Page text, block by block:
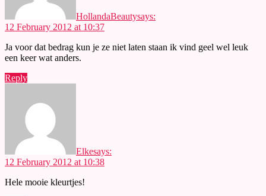
HollandaBeautysays:
12 February 2012 at 10:37
Ja voor dat bedrag kun je ze niet laten staan ik vind geel wel leuk
een keer wat anders.
Reply
Elkesays:
12 February 2012 at 10:38
Hele mooie kleurtjes!